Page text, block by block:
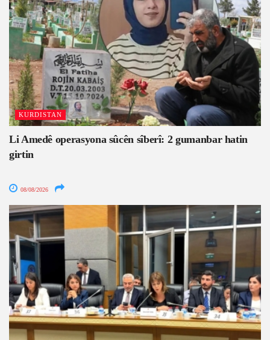
KURDISTAN
Li Amedê operasyona sûcên sîberî: 2 gumanbar hatin
girtin
08/08/2026